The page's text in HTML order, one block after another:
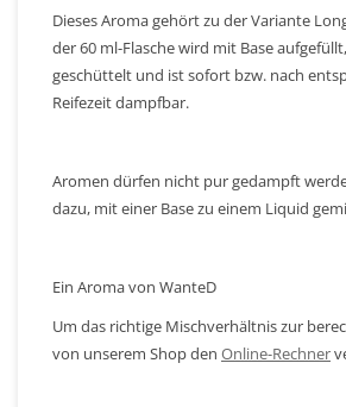
Dieses Aroma gehört zu der Variante
der 60 ml-Flasche wird mit Base
geschüttelt und ist sofort bzw. nach
Reifezeit dampfbar.
Aromen dürfen nicht pur gedampft
dazu, mit einer Base zu einem Liquid
Ein Aroma von WanteD
Um das richtige Mischverhältnis zur
von unserem Shop den Online-Rechner